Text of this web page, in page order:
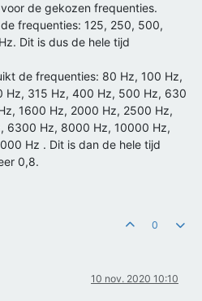
de gekozen frequenties.
frequenties: 125, 250, 500,
Dit is dus de hele tijd
de frequenties: 80 Hz, 100 Hz,
Hz, 315 Hz, 400 Hz, 500 Hz, 630
1600 Hz, 2000 Hz, 2500 Hz,
6300 Hz, 8000 Hz, 10000 Hz,
Hz . Dit is dan de hele tijd
0,8.
0
10 nov. 2020 10:10